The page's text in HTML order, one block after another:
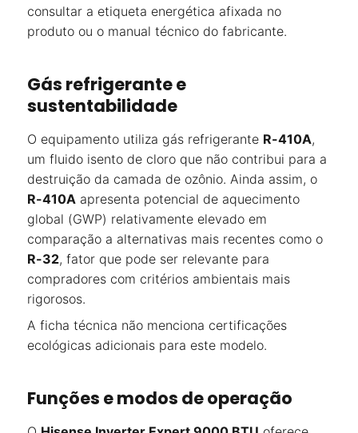
consultar a etiqueta energética afixada no
produto ou o manual técnico do fabricante.
Gás refrigerante e
sustentabilidade
O equipamento utiliza gás refrigerante R-410A,
um fluido isento de cloro que não contribui para a
destruição da camada de ozônio. Ainda assim, o
R-410A apresenta potencial de aquecimento
global (GWP) relativamente elevado em
comparação a alternativas mais recentes como o
R-32, fator que pode ser relevante para
compradores com critérios ambientais mais
rigorosos.
A ficha técnica não menciona certificações
ecológicas adicionais para este modelo.
Funções e modos de operação